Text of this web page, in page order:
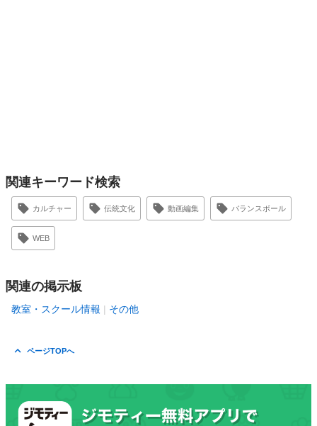
関連キーワード検索
カルチャー 伝統文化 動画編集 バランスボール
WEB
関連の掲示板
教室・スクール情報 その他
ページTOPへ